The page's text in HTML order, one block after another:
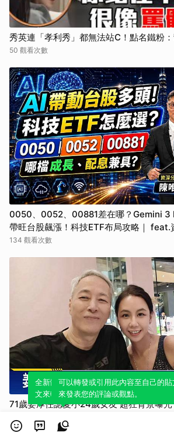
秀英連「孝利秀」都無法站C！點名鐵粉
50 觀看次數
0050、0052、00881差在哪？Gemini 3
帶旺台股飆漲！科技ETF布局攻略｜ feat.
134 觀看次數
71歲姜厚任認愛小24歲女友 超狂背景曝光
全新體驗！一鍵引用此內容，透過發布貼
文來輕鬆表達個人立場。
可以轉發或引用此內容至自己的貼
來發表您的評論或觀點。